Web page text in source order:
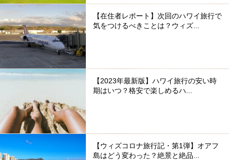
【在住者レポート】次回のハワイ旅行で
気をつけるべきことは？ウィズ...
【2023年最新版】ハワイ旅行の安い時
期はいつ？格安で楽しめるハ...
【ウィズコロナ旅行記・第1弾】オアフ
島はどう変わった？絶景と絶品...